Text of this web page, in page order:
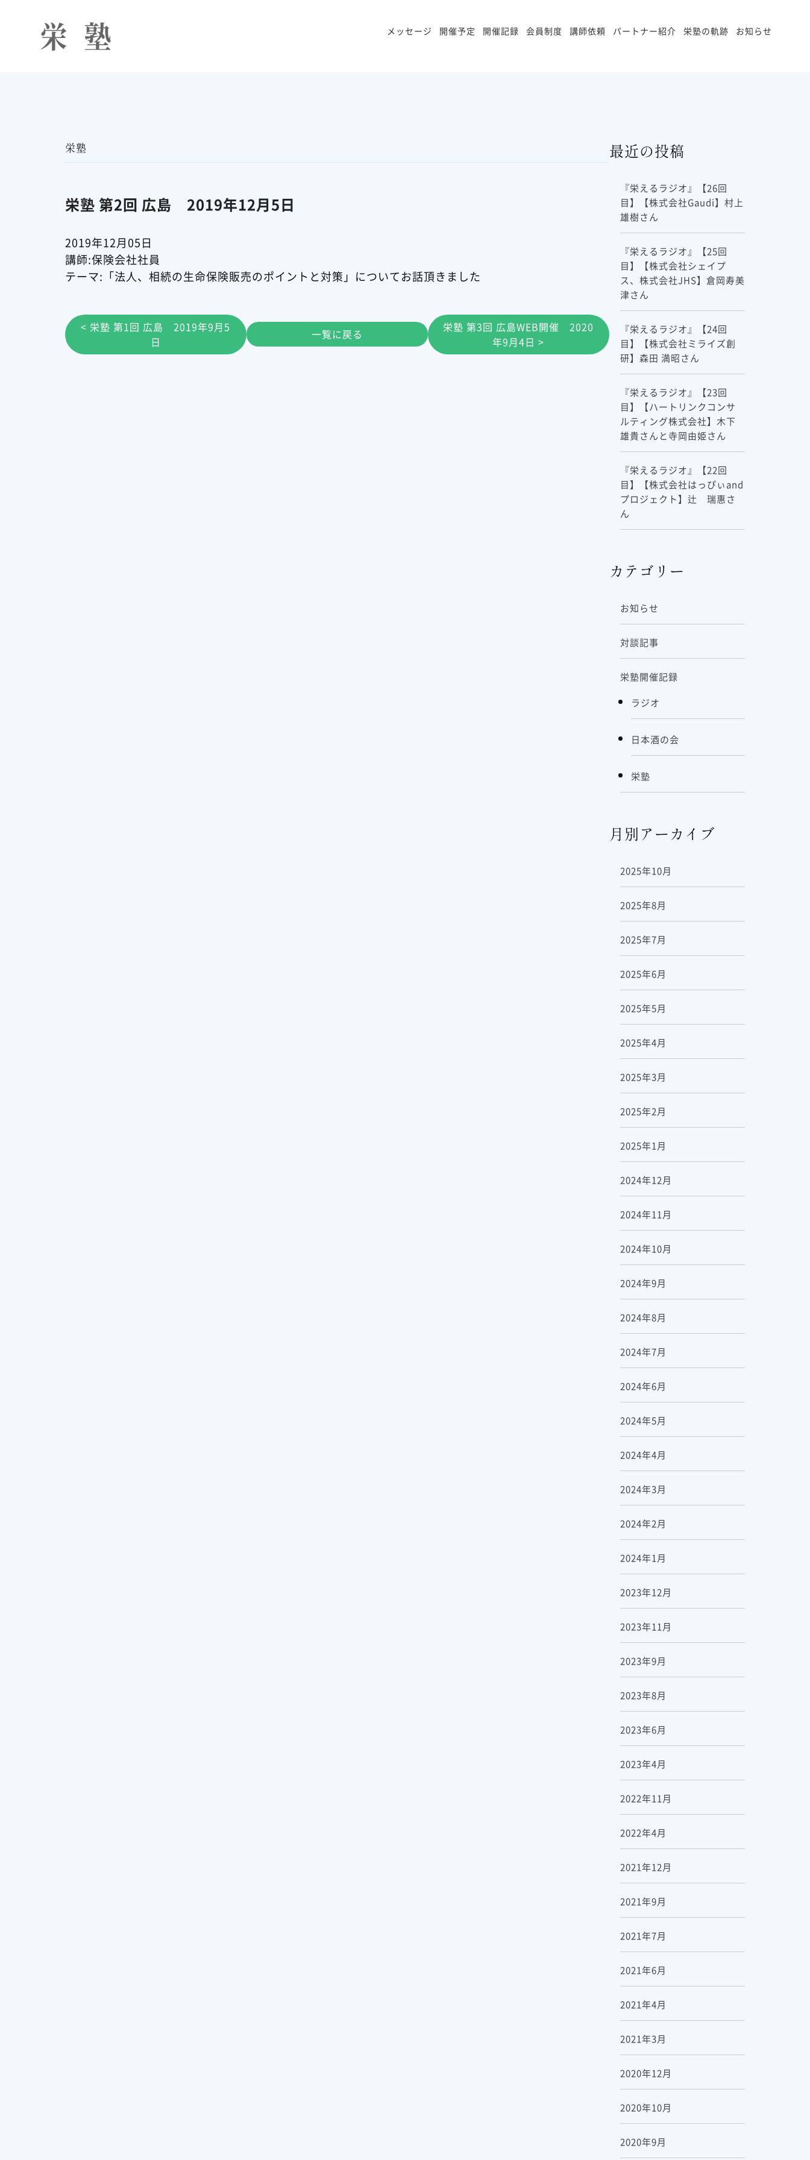
メッセージ 開催予定 開催記録 会員制度 講師依頼 パートナー紹介 栄塾の軌跡 お知らせ
栄塾
栄塾 第2回 広島 2019年12月5日
2019年12月05日
講師:保険会社社員
テーマ:「法人、相続の生命保険販売のポイントと対策」についてお話頂きました
< 栄塾 第1回 広島 2019年9月5
日
一覧に戻る
栄塾 第3回 広島WEB開催 2020
年9月4日 >
最近の投稿
『栄えるラジオ』【26回
目】【株式会社Gaudi】村上
雄樹さん
『栄えるラジオ』【25回
目】【株式会社シェイプ
ス、株式会社JHS】倉岡寿美
津さん
『栄えるラジオ』【24回
目】【株式会社ミライズ創
研】森田 満昭さん
『栄えるラジオ』【23回
目】【ハートリンクコンサ
ルティング株式会社】木下
雄貴さんと寺岡由姫さん
『栄えるラジオ』【22回
目】【株式会社はっぴぃand
プロジェクト】辻 瑞惠さ
ん
カテゴリー
お知らせ
対談記事
栄塾開催記録
ラジオ
日本酒の会
栄塾
月別アーカイブ
2025年10月
2025年8月
2025年7月
2025年6月
2025年5月
2025年4月
2025年3月
2025年2月
2025年1月
2024年12月
2024年11月
2024年10月
2024年9月
2024年8月
2024年7月
2024年6月
2024年5月
2024年4月
2024年3月
2024年2月
2024年1月
2023年12月
2023年11月
2023年9月
2023年8月
2023年6月
2023年4月
2022年11月
2022年4月
2021年12月
2021年9月
2021年7月
2021年6月
2021年4月
2021年3月
2020年12月
2020年10月
2020年9月